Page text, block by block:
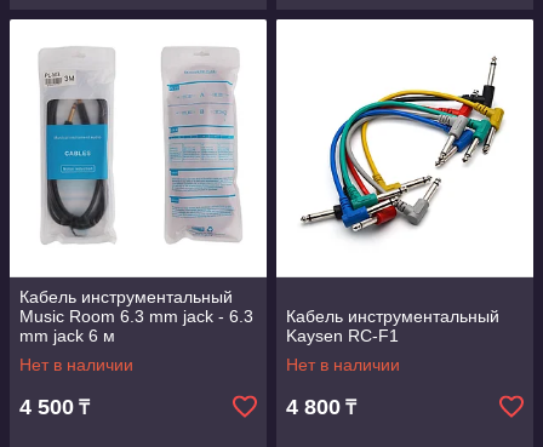
Кабель инструментальный
Music Room 6.3 mm jack - 6.3
mm jack 6 м
Нет в наличии
4 500 ₸
Кабель инструментальный
Kaysen RC-F1
Нет в наличии
4 800 ₸